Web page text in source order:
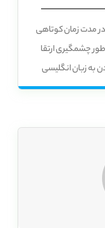
مدت زمان کوتاهی
چشمگیری ارتقا
زبان انگلیسی
افراد بومی زبان